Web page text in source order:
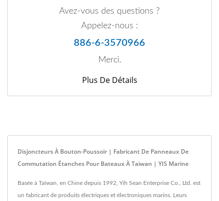
Avez-vous des questions ?
Appelez-nous :
886-6-3570966
Merci.
Plus De Détails
Disjoncteurs À Bouton-Poussoir | Fabricant De Panneaux De
Commutation Étanches Pour Bateaux À Taiwan | YIS Marine
Basée à Taïwan, en Chine depuis 1992, Yih Sean Enterprise Co., Ltd. est
un fabricant de produits électriques et électroniques marins. Leurs